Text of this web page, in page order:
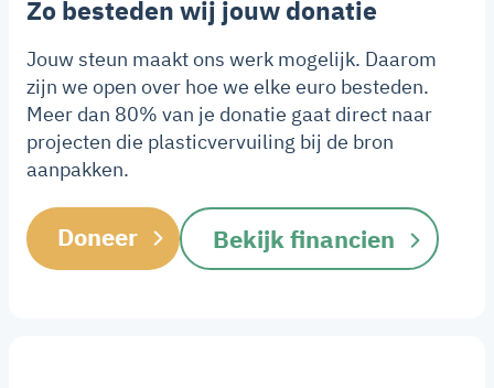
Zo besteden wij jouw donatie
Jouw steun maakt ons werk mogelijk. Daarom
zijn we open over hoe we elke euro besteden.
Meer dan 80% van je donatie gaat direct naar
projecten die plasticvervuiling bij de bron
aanpakken.
Doneer Bekijk financien